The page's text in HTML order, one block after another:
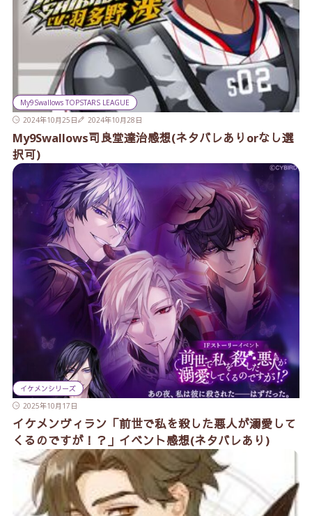
My9Swallows TOPSTARS LEAGUE
2024年10月25日
2024年10月28日
My9Swallows司良堂達治感想(ネタバレありorなし選
択可)
イケメンシリーズ
2025年10月17日
イケメンヴィラン「前世で私を殺した悪人が溺愛して
くるのですが！？」イベント感想(ネタバレあり)